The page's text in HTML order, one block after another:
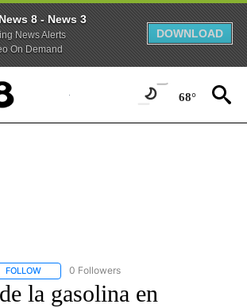
8 - News 3
News Alerts
On Demand
DOWNLOAD
68°
FOLLOW FOLLOW "CNN-SPANISH" TO RECEIVE
0 Followers
la gasolina en